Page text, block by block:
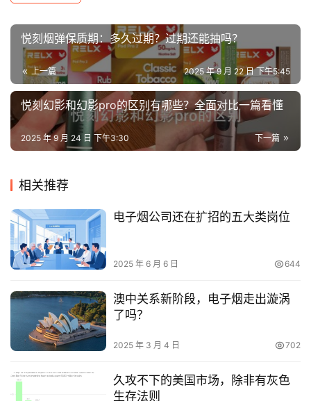
悦刻烟弹保质期：多久过期？过期还能抽吗？
上一篇 2025 年 9 月 22 日 下午5:45
悦刻幻影和幻影pro的区别有哪些？全面对比一篇看懂
下一篇
2025 年 9 月 24 日 下午3:30
相关推荐
电子烟公司还在扩招的五大类岗位
2025 年 6 月 6 日 644
澳中关系新阶段，电子烟走出漩涡
了吗？
2025 年 3 月 4 日 702
久攻不下的美国市场，除非有灰色
生存法则